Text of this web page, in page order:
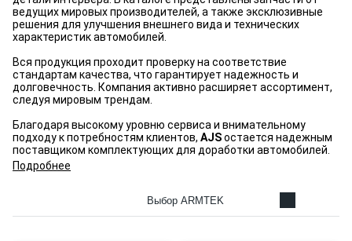
ведущих мировых производителей, а также эксклюзивные
решения для улучшения внешнего вида и технических
характеристик автомобилей.
Вся продукция проходит проверку на соответствие
стандартам качества, что гарантирует надежность и
долговечность. Компания активно расширяет ассортимент,
следуя мировым трендам.
Благодаря высокому уровню сервиса и внимательному
подходу к потребностям клиентов, AJSостается надежным
поставщиком комплектующих для доработки автомобилей.
Подробнее
Выбор ARMTEK